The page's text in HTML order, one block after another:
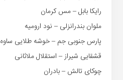
رایکا بابل – مس کرمان
ملوان بندرانزلی – نود ارومیه
پارس جنوبی جم – خوشه طلایی ساوه
قشقایی شیراز – استقلال ملاثانی
چوکای تالش – بادران